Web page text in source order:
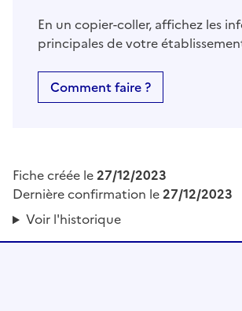
En un copier-coller, affichez les
principales de votre
Comment faire ?
Fiche créée le27/12/2023
Dernière confirmation le27/12/2023
Voir l'historique